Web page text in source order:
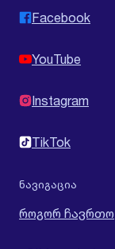
Facebook
YouTube
Instagram
TikTok
ნავიგაცია
როგორ ჩავრთო